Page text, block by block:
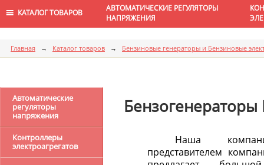
КАТАЛОГ ТОВАРОВ
АВТОМАТИЧЕСКИЕ РЕГУЛЯТОРЫ
НАПРЯЖЕНИЯ
Главная → Каталог товаров → Бензиновые генераторы и Бензиновые
Автоматические
регуляторы
напряжения
Контроллеры
электроагрегатов
Бензогенераторы
Наша
представителем